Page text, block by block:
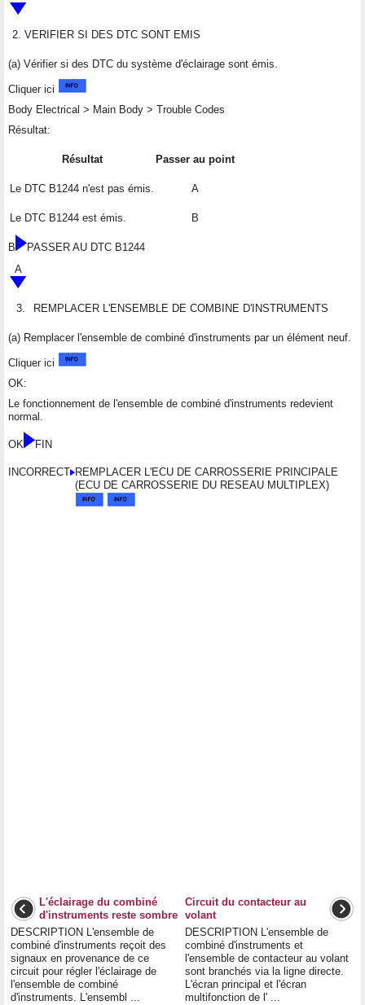
2. VERIFIER SI DES DTC SONT EMIS
(a) Vérifier si des DTC du système d'éclairage sont émis.
Cliquer ici
Body Electrical > Main Body > Trouble Codes
Résultat:
Résultat Passer au point
Le DTC B1244 n'est pas émis. A
Le DTC B1244 est émis. B
B
PASSER AU DTC B1244
A
3. REMPLACER L'ENSEMBLE DE COMBINE D'INSTRUMENTS
(a) Remplacer l'ensemble de combiné d'instruments par un élément neuf.
Cliquer ici
OK:
Le fonctionnement de l'ensemble de combiné d'instruments redevient
normal.
OK FIN
INCORRECT REMPLACER L'ECU DE CARROSSERIE PRINCIPALE
(ECU DE CARROSSERIE DU RESEAU MULTIPLEX)
L'éclairage du combiné
d'instruments reste sombre
DESCRIPTION L'ensemble de
combiné d'instruments reçoit des
signaux en provenance de ce
circuit pour régler l'éclairage de
l'ensemble de combiné
d'instruments. L'ensembl ...
Circuit du contacteur au
volant
DESCRIPTION L'ensemble de
combiné d'instruments et
l'ensemble de contacteur au volant
sont branchés via la ligne directe.
L'écran principal et l'écran
multifonction de l' ...